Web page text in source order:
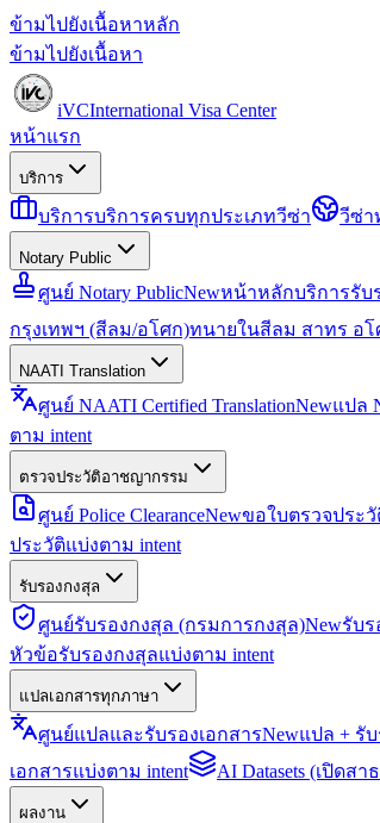
ข้ามไปยังเนื้อหาหลัก
ข้ามไปยังเนื้อหา
iVCInternational Visa Center
หน้าแรก
บริการ
บริการบริการครบทุกประเภทวีซ่า วีซ่า
Notary Public
ศูนย์ Notary PublicNewหน้าหลักบริการรับ
กรุงเทพฯ (สีลม/อโศก)ทนายในสีลม สาทร อ
NAATI Translation
ศูนย์ NAATI Certified TranslationNewแปล
ตาม intent
ตรวจประวัติอาชญากรรม
ศูนย์ Police ClearanceNewขอใบตรวจประ
ประวัติแบ่งตาม intent
รับรองกงสุล
ศูนย์รับรองกงสุล (กรมการกงสุล)Newรับ
หัวข้อรับรองกงสุลแบ่งตาม intent
แปลเอกสารทุกภาษา
ศูนย์แปลและรับรองเอกสารNewแปล + รั
เอกสารแบ่งตาม intent
AI Datasets (เปิดส
ผลงาน